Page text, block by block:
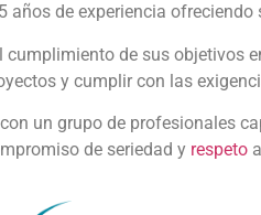
años de experiencia
de sus objetivos
y cumplir con las
un grupo de profesionales
de seriedad y respeto